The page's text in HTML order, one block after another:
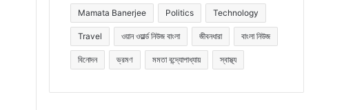
Mamata Banerjee Politics Technology
Travel ওয়ান ওয়ার্ল্ড নিউজ বাংলা জীবনধারা বাংলা নিউজ
বিনোদন ভ্রমণ মমতা বন্দ্যোপাধ্যায় স্বাস্থ্য